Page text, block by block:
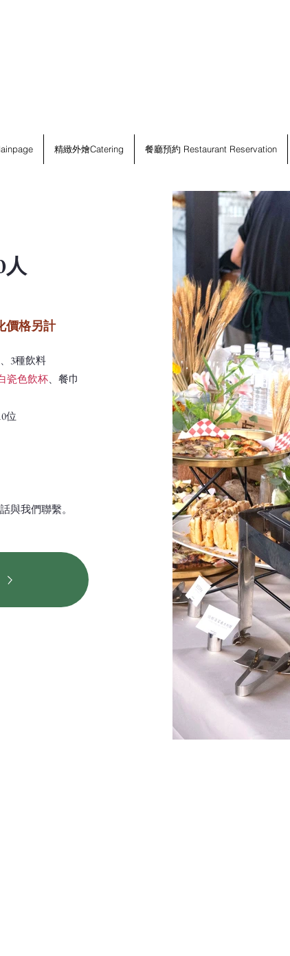
精緻外燴Catering 餐廳預約 Restaurant Reservation
人
價格另計
3種飲料
瓷色飲杯、餐巾
位
與我們聯繫。